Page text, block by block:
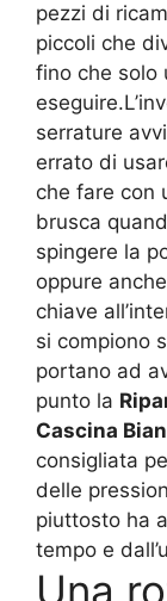
pezzi di
piccoli che
fino che solo
serrature
errato di
che fare con
brusca
spingere la
oppure
chiave
si compiono
portano ad
punto la
Cascina
consigliata
delle
piuttosto ha
tempo e
Una